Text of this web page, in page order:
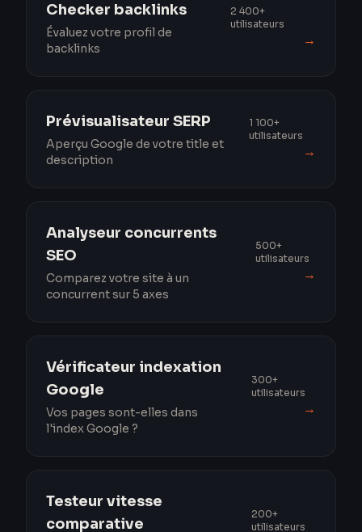
Checker backlinks
Évaluez votre profil de
backlinks
2 400+
utilisateurs
→
Prévisualisateur SERP
Aperçu Google de votre title et
description
1 100+
utilisateurs
→
Analyseur concurrents
SEO
Comparez votre site à un
concurrent sur 5 axes
500+
utilisateurs
→
Vérificateur indexation
Google
Vos pages sont-elles dans
l'index Google ?
300+
utilisateurs
→
Testeur vitesse
comparative
200+
utilisateurs